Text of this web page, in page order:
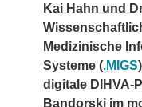
Kai Hahn und
Medizinische
Systeme (.MIGS
digitale DIHVA-
Bandorski im